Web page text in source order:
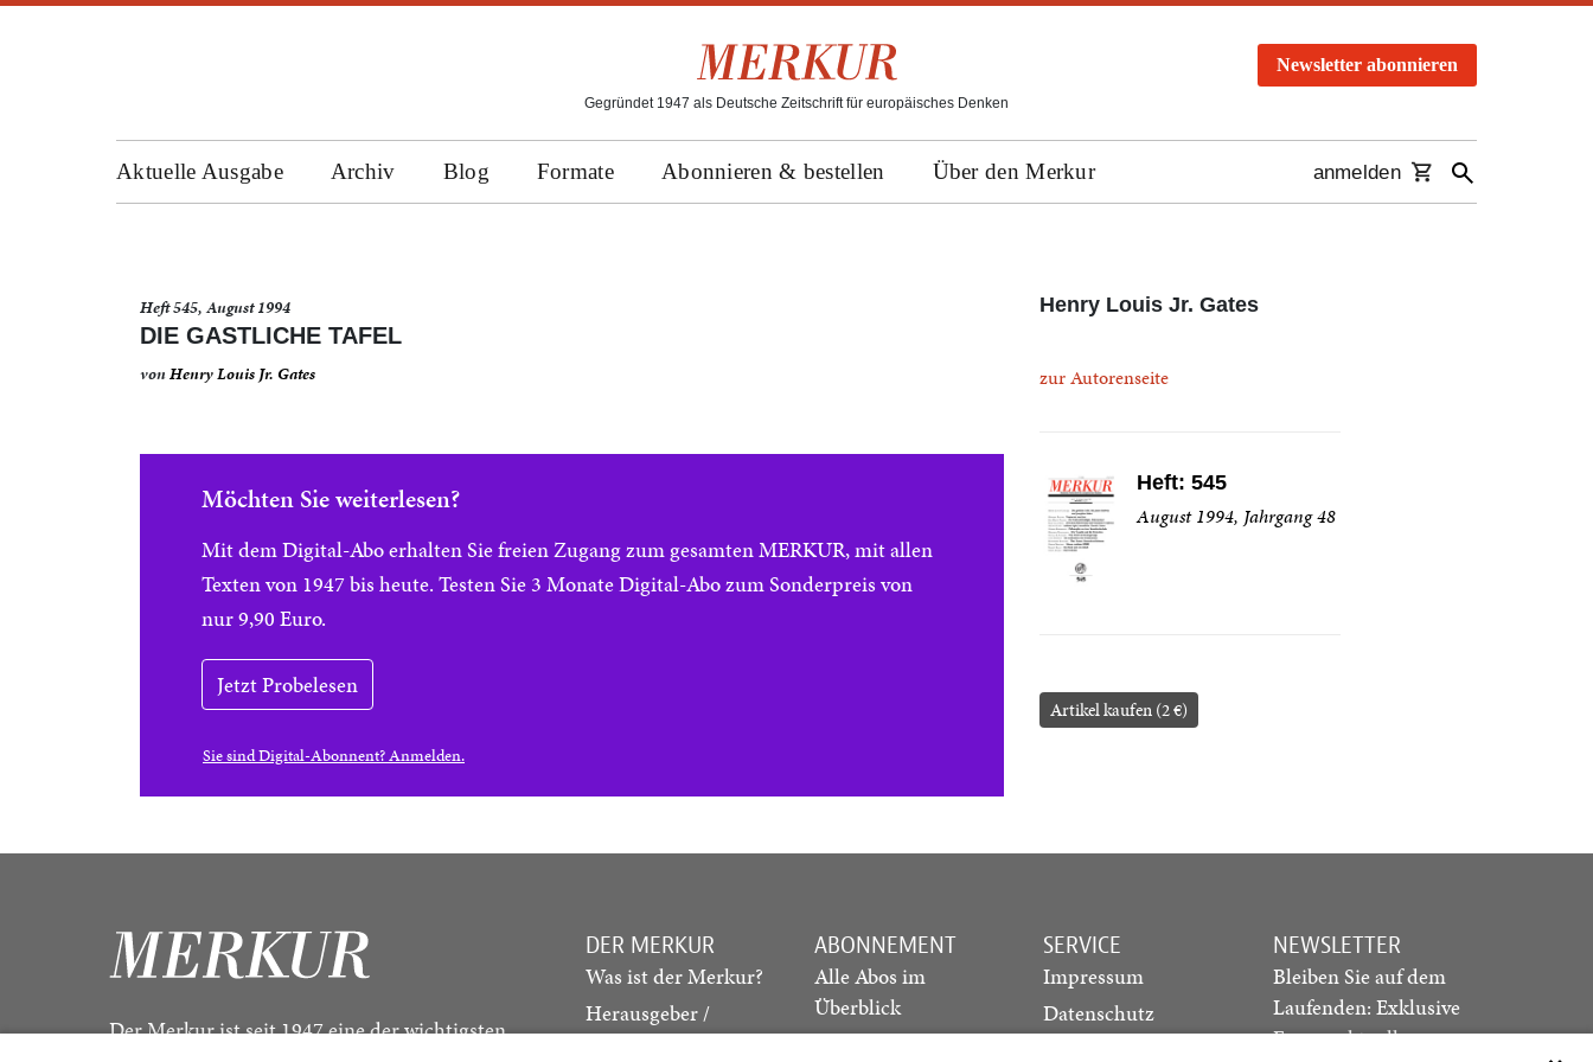
Gegründet 1947 als Deutsche Zeitschrift für europäisches Denken
Newsletter abonnieren
Aktuelle Ausgabe Archiv Blog Formate Abonnieren & bestellen Über den Merkur anmelden
Heft 545, August 1994
DIE GASTLICHE TAFEL
vonHenry Louis Jr. Gates
Möchten Sie weiterlesen?
Mit dem Digital-Abo erhalten Sie freien Zugang zum gesamten MERKUR, mit allen
Texten von 1947 bis heute. Testen Sie 3 Monate Digital-Abo zum Sonderpreis von
nur 9,90 Euro.
Jetzt Probelesen
Sie sind Digital-Abonnent? Anmelden.
Henry Louis Jr. Gates
zur Autorenseite
Heft: 545
August 1994, Jahrgang 48
Artikel kaufen (2 €)
Der Merkur ist seit 1947 eine der wichtigsten
DER MERKUR
Was ist der Merkur?
Herausgeber /
Redaktion
ABONNEMENT
Alle Abos im
Überblick
Print-Abo
SERVICE
Impressum
Datenschutz
NEWSLETTER
Bleiben Sie auf dem
Laufenden: Exklusive
Essays, aktuelle